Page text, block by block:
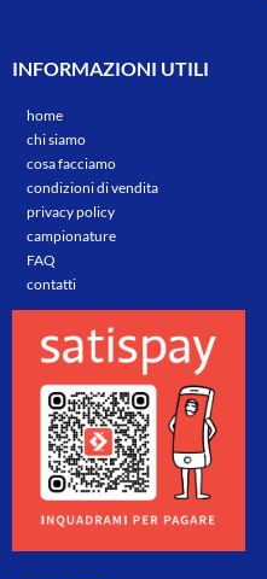
INFORMAZIONI UTILI
home
chi siamo
cosa facciamo
condizioni di vendita
privacy policy
campionature
FAQ
contatti